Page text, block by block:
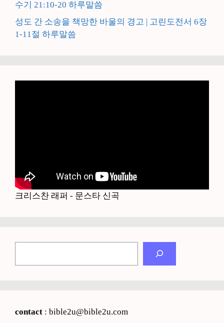
수기 21:10-20 하루말씀
성도 간 소송을 책망한 바울의 경고 | 고린도전서 6장
1-11절 하루말씀
크리스찬 래퍼 - 문스타 신곡
contact : bible2u@bible2u.com